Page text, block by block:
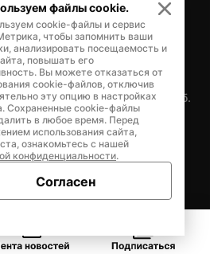
Поздеев
внутренней политики Ямало-
мкр. Богдана Кнунянца, д.1, каб.
42728
файлы cookie.
cookie-файлы и сервис
чтобы запомнить ваши
анализировать посещаемость и
повышать его
Вы можете отказаться от
cookie-файлов, отключив
эту опцию в настройках
Сохраненные cookie-файлы
в любое время. Перед
использования сайта,
ознакомьтесь с нашей
конфиденциальности.
Согласен